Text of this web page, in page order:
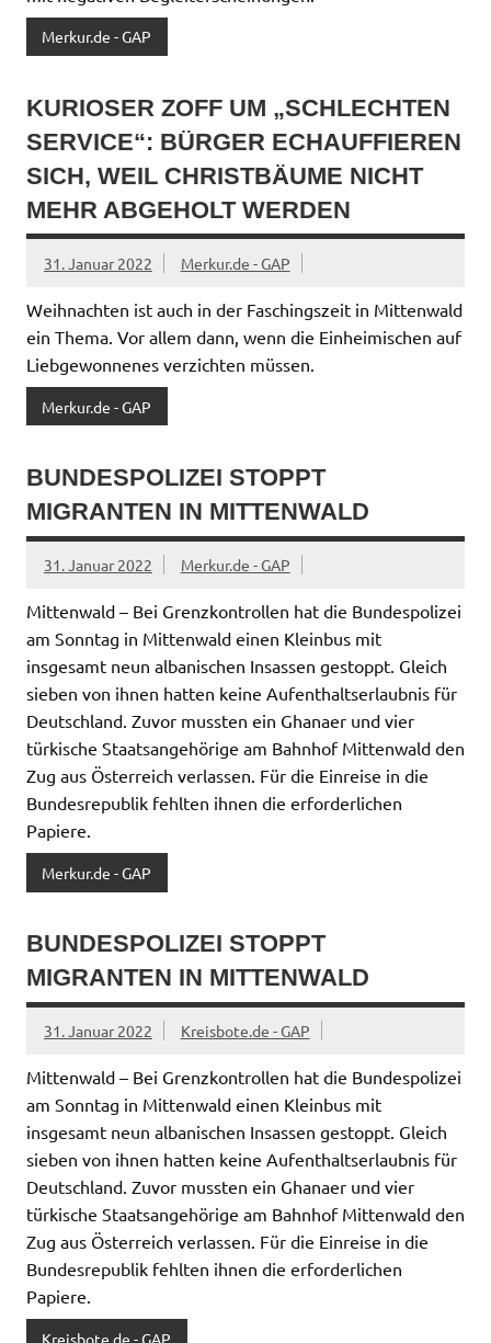
Merkur.de - GAP
KURIOSER ZOFF UM „SCHLECHTEN
SERVICE“: BÜRGER ECHAUFFIEREN
SICH, WEIL CHRISTBÄUME NICHT
MEHR ABGEHOLT WERDEN
31. Januar 2022 Merkur.de - GAP
Weihnachten ist auch in der Faschingszeit in Mittenwald
ein Thema. Vor allem dann, wenn die Einheimischen auf
Liebgewonnenes verzichten müssen.
Merkur.de - GAP
BUNDESPOLIZEI STOPPT
MIGRANTEN IN MITTENWALD
31. Januar 2022 Merkur.de - GAP
Mittenwald – Bei Grenzkontrollen hat die Bundespolizei
am Sonntag in Mittenwald einen Kleinbus mit
insgesamt neun albanischen Insassen gestoppt. Gleich
sieben von ihnen hatten keine Aufenthaltserlaubnis für
Deutschland. Zuvor mussten ein Ghanaer und vier
türkische Staatsangehörige am Bahnhof Mittenwald den
Zug aus Österreich verlassen. Für die Einreise in die
Bundesrepublik fehlten ihnen die erforderlichen
Papiere.
Merkur.de - GAP
BUNDESPOLIZEI STOPPT
MIGRANTEN IN MITTENWALD
31. Januar 2022 Kreisbote.de - GAP
Mittenwald – Bei Grenzkontrollen hat die Bundespolizei
am Sonntag in Mittenwald einen Kleinbus mit
insgesamt neun albanischen Insassen gestoppt. Gleich
sieben von ihnen hatten keine Aufenthaltserlaubnis für
Deutschland. Zuvor mussten ein Ghanaer und vier
türkische Staatsangehörige am Bahnhof Mittenwald den
Zug aus Österreich verlassen. Für die Einreise in die
Bundesrepublik fehlten ihnen die erforderlichen
Papiere.
Kreisbote.de - GAP